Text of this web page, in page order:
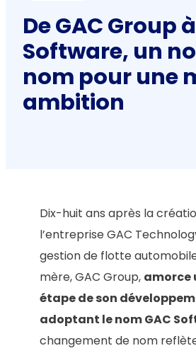
De GAC Group
Software, un
nom pour une
ambition
Dix-huit ans après la
l’entreprise GAC
gestion de flotte
mère, GAC Group, amorce
étape de son
adoptant le nom GAC
changement de nom